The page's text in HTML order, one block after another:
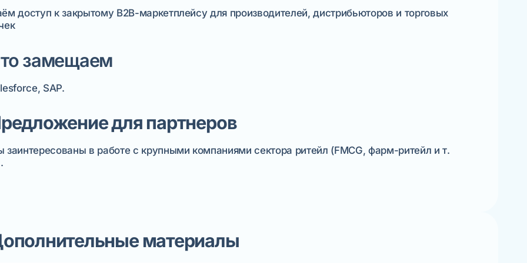
доступ к закрытому B2B-маркетплейсу для производителей, дистрибьюторов и торговых
замещаем
SAP.
для партнеров
заинтересованы в работе с крупными компаниями сектора ритейл (FMCG, фарм-ритейл и т.
материалы